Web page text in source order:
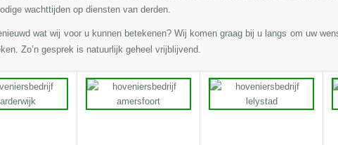
wachttijden op diensten van derden.
wat wij voor u kunnen betekenen? Wij komen graag bij u langs om uw
Zo’n gesprek is natuurlijk geheel vrijblijvend.